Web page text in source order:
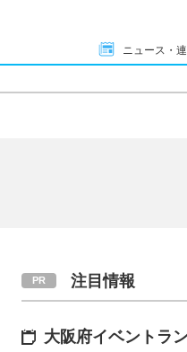
ニュース・
注目情報
大阪府イベントラ